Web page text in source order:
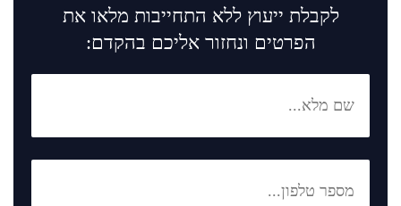
לקבלת ייעוץ ללא התחייבות מלאו את
הפרטים ונחזור אליכם בהקדם: